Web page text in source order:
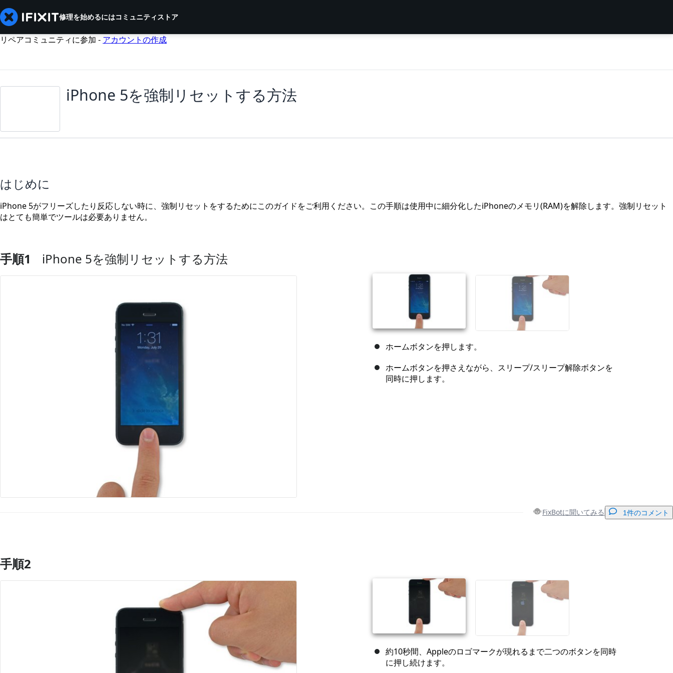
修理を始めるにはコミュニティストア
リペアコミュニティに参加 - アカウントの作成
iPhone 5を強制リセットする方法
はじめに
iPhone 5がフリーズしたり反応しない時に、強制リセットをするためにこのガイドをご利用ください。この手順は使用中に細分化したiPhoneのメモリ(RAM)を解除します。強制リセット
はとても簡単でツールは必要ありません。
手順1 iPhone 5を強制リセットする方法
ホームボタンを押します。
ホームボタンを押さえながら、スリープ/スリープ解除ボタンを
同時に押します。
FixBotに聞いてみる 1件のコメント
コメントを追加
手順2
約10秒間、Appleのロゴマークが現れるまで二つのボタンを同時
に押し続けます。